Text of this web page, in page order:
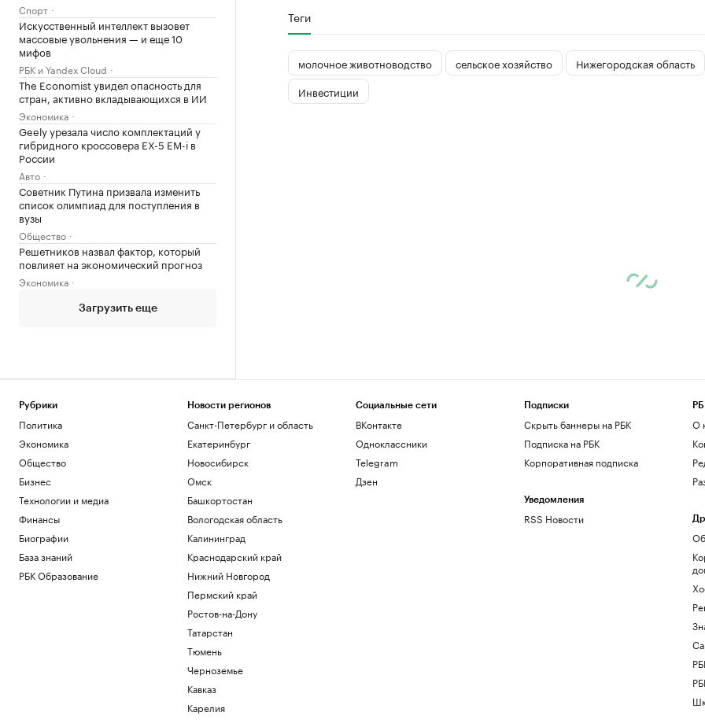
Спорт
Искусственный интеллект вызовет
массовые увольнения — и еще 10
мифов
РБК и Yandex Cloud
The Economist увидел опасность для
стран, активно вкладывающихся в ИИ
Экономика
Geely урезала число комплектаций у
гибридного кроссовера EX-5 EM-i в
России
Авто
Советник Путина призвала изменить
список олимпиад для поступления в
вузы
Общество
Решетников назвал фактор, который
повлияет на экономический прогноз
Экономика
Загрузить еще
Теги
молочное животноводство сельское хозяйство
Нижегородская область
Инвестиции
Рубрики
Политика
Экономика
Общество
Бизнес
Технологии и медиа
Финансы
Биографии
База знаний
РБК Образование
Новости регионов
Санкт-Петербург и область
Екатеринбург
Новосибирск
Омск
Башкортостан
Вологодская область
Калининград
Краснодарский край
Нижний Новгород
Пермский край
Ростов-на-Дону
Татарстан
Тюмень
Черноземье
Кавказ
Карелия
Социальные сети
ВКонтакте
Одноклассники
Telegram
Дзен
Подписки
Скрыть баннеры на РБК
Подписка на РБК
Корпоративная подписка
Уведомления
RSS Новости
О